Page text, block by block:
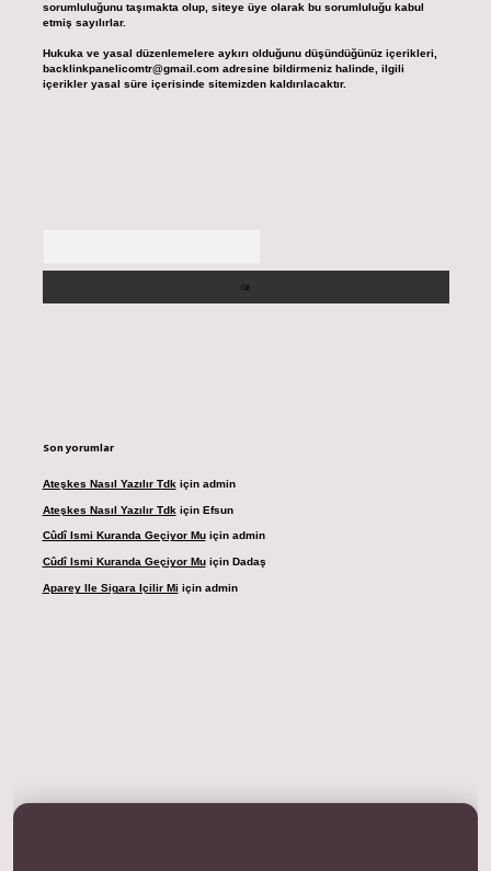
sorumluluğunu taşımakta olup, siteye üye olarak bu sorumluluğu kabul
etmiş sayılırlar.
Hukuka ve yasal düzenlemelere aykırı olduğunu düşündüğünüz içerikleri,
backlinkpanelicomtr@gmail.comadresine bildirmeniz halinde, ilgili
içerikler yasal süre içerisinde sitemizden kaldırılacaktır.
Son yorumlar
Ateşkes Nasıl Yazılır Tdk için admin
Ateşkes Nasıl Yazılır Tdk için Efsun
Cûdî Ismi Kuranda Geçiyor Muiçin admin
Cûdî Ismi Kuranda Geçiyor Muiçin Dadaş
Aparey Ile Sigara Içilir Mi için admin